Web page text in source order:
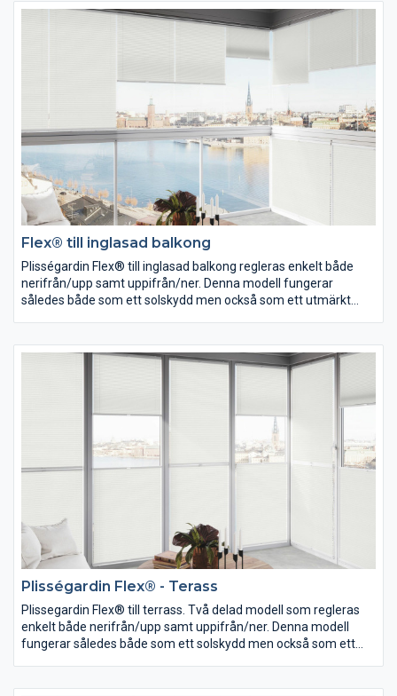
Flex® till inglasad balkong
Plisségardin Flex® till inglasad balkong regleras enkelt både
nerifrån/upp samt uppifrån/ner. Denna modell fungerar
således både som ett solskydd men också som ett utmärkt
Plisségardin Flex® - Terass
Plissegardin Flex® till terrass. Två delad modell som regleras
enkelt både nerifrån/upp samt uppifrån/ner. Denna modell
fungerar således både som ett solskydd men också som ett